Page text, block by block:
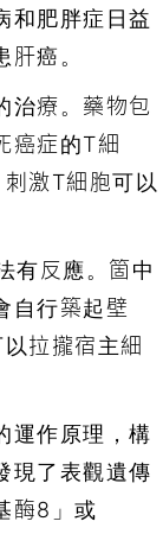
和肥胖症日益
癌。
治療。藥物包
癌症的T細
激T細胞可以
有反應。箇中
自行築起壁
拉攏宿主細
運作原理，構
現了表觀遺傳
酶8」或